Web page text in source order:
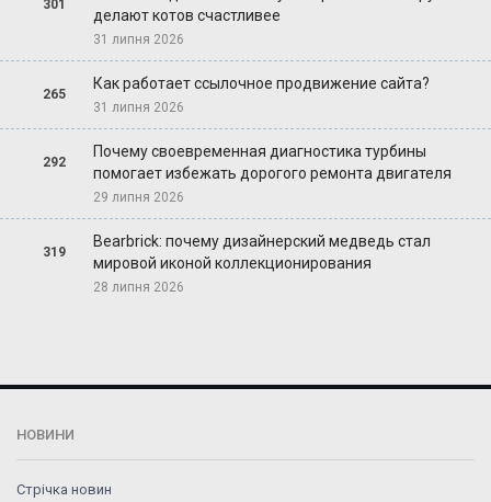
301
делают котов счастливее
31 липня 2026
265
Как работает ссылочное продвижение сайта?
31 липня 2026
292
Почему своевременная диагностика турбины
помогает избежать дорогого ремонта двигателя
29 липня 2026
319
Bearbrick: почему дизайнерский медведь стал
мировой иконой коллекционирования
28 липня 2026
НОВИНИ
Стрічка новин